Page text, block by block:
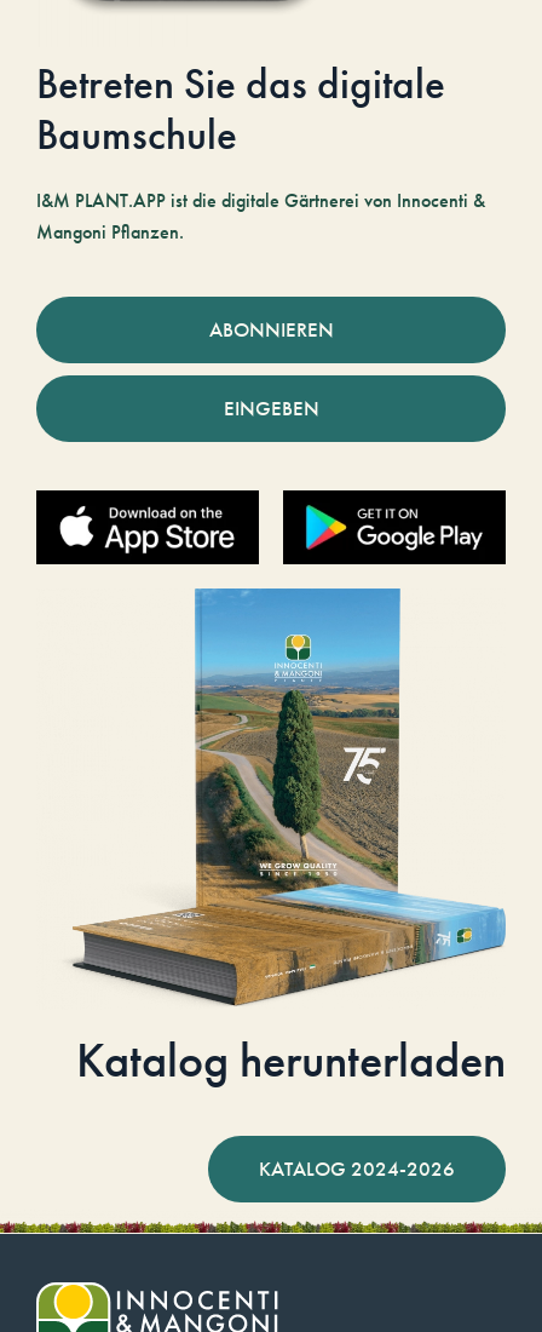
Betreten Sie das digitale
Baumschule
I&M PLANT.APP ist die digitale Gärtnerei von Innocenti &
Mangoni Pflanzen.
ABONNIEREN
EINGEBEN
Katalog herunterladen
KATALOG 2024-2026